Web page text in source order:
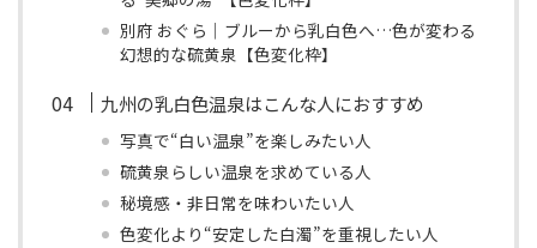
別府 おぐら｜ブルーから乳白色へ…色が変わる
幻想的な硫黄泉【色変化枠】
九州の乳白色温泉はこんな人におすすめ
写真で“白い温泉”を楽しみたい人
硫黄泉らしい温泉を求めている人
秘境感・非日常を味わいたい人
色変化より“安定した白濁”を重視したい人